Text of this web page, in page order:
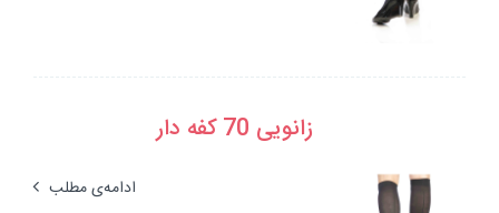
زانویی 70 کفه دار
ادامه‌ی مطلب